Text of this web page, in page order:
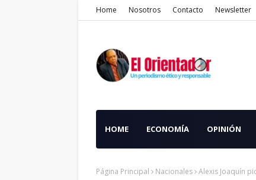
Home Nosotros Contacto Newsletter
HOME ECONOMÍA OPINIÓN
Página Principal Nacionales Alexis Joaquín